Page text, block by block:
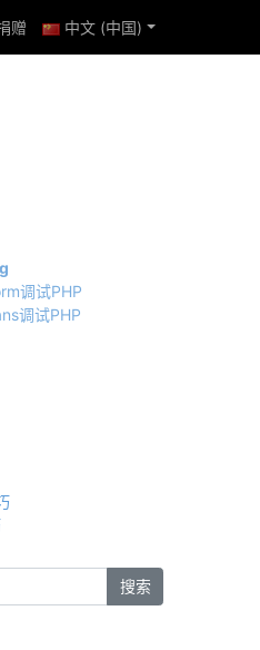
赠 中文 (中国)
调试PHP
调试PHP